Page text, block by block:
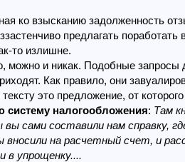
ко взысканию задолженность
предлагать
то излишне.
можно и никак. Подобные
Как правило, они
это предложение, от
налогообложения: Там
сами составили нам справку,
на расчетный счет, и
в упрощенку....